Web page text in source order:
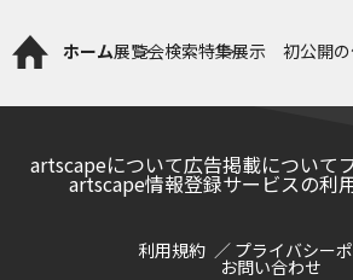
ホーム展覧会検索特集展示 初公開
artscapeについて広告掲載について
artscape情報登録サービスの利
利用規約 プライバシー
お問い合わせ